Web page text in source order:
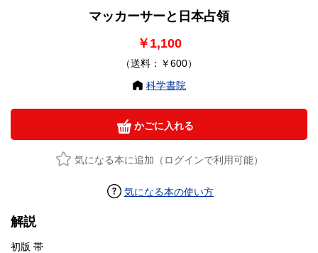
マッカーサーと日本占領
￥1,100
（送料：￥600）
科学書院
かごに入れる
気になる本に追加（ログインで利用可能）
気になる本の使い方
解説
初版 帯